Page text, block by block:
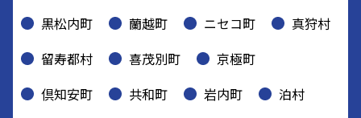
黒松内町
蘭越町 ニセコ町
真狩村
留寿都村
喜茂別町
京極町
倶知安町
共和町 岩内町
泊村